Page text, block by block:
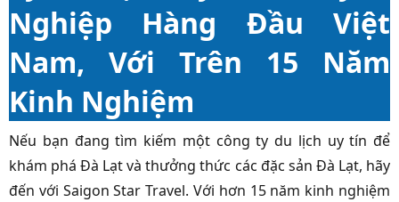
Nghiệp Hàng Đầu Việt
Nam, Với Trên 15 Năm
Kinh Nghiệm
Nếu bạn đang tìm kiếm một công ty du lịch uy tín để
khám phá Đà Lạt và thưởng thức các đặc sản Đà Lạt, hãy
đến với Saigon Star Travel. Với hơn 15 năm kinh nghiệm